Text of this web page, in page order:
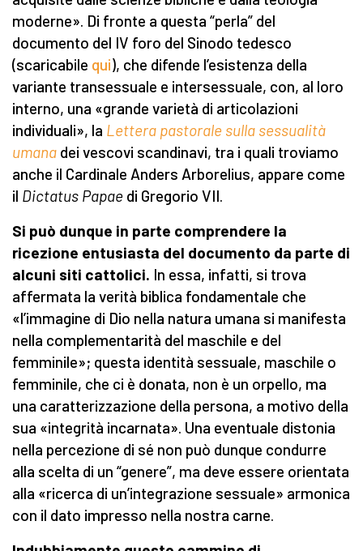
moderne». Di fronte a questa “perla” del
documento del IV foro del Sinodo tedesco
(scaricabile qui), che difende l’esistenza della
variante transessuale e intersessuale, con, al loro
interno, una «grande varietà di articolazioni
individuali», la Lettera pastorale sulla sessualità
umana dei vescovi scandinavi, tra i quali troviamo
anche il Cardinale Anders Arborelius, appare come
il Dictatus Papae di Gregorio VII.
Si può dunque in parte comprendere la
ricezione entusiasta del documento da parte di
alcuni siti cattolici. In essa, infatti, si trova
affermata la verità biblica fondamentale che
«l’immagine di Dio nella natura umana si manifesta
nella complementarità del maschile e del
femminile»; questa identità sessuale, maschile o
femminile, che ci è donata, non è un orpello, ma
una caratterizzazione della persona, a motivo della
sua «integrità incarnata». Una eventuale distonia
nella percezione di sé non può dunque condurre
alla scelta di un “genere”, ma deve essere orientata
alla «ricerca di un’integrazione sessuale» armonica
con il dato impresso nella nostra carne.